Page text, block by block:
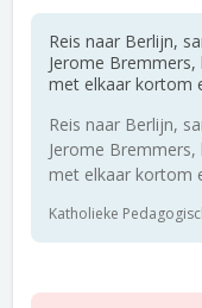
Reis naar Berlijn,
Jerome
met elkaar kortom
Reis naar Berlijn,
Jerome
met elkaar kortom
Katholieke